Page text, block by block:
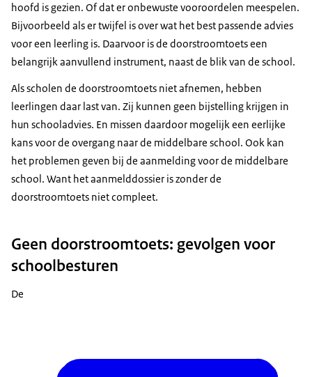
hoofd is gezien. Of dat er onbewuste vooroordelen meespelen.
Bijvoorbeeld als er twijfel is over wat het best passende advies
voor een leerling is. Daarvoor is de doorstroomtoets een
belangrijk aanvullend instrument, naast de blik van de school.
Als scholen de doorstroomtoets niet afnemen, hebben
leerlingen daar last van. Zij kunnen geen bijstelling krijgen in
hun schooladvies. En missen daardoor mogelijk een eerlijke
kans voor de overgang naar de middelbare school. Ook kan
het problemen geven bij de aanmelding voor de middelbare
school. Want het aanmelddossier is zonder de
doorstroomtoets niet compleet.
Geen doorstroomtoets: gevolgen voor
schoolbesturen
De